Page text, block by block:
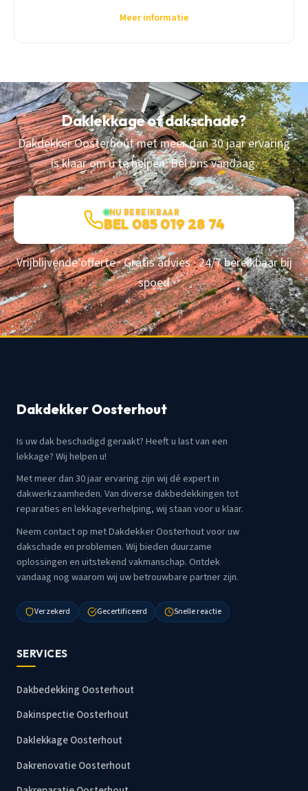
Meer informatie
Daklekkage of dakschade?
Dakdekker Oosterhout met meer dan 30 jaar ervaring
is klaar om u te helpen. Bel ons vandaag.
NU BEREIKBAAR
BEL 085 019 28 74
Vrijblijvende offerte · Gratis advies · 24/7 bereikbaar bij
spoed
Dakdekker Oosterhout
Is uw dak beschadigd geraakt? Heeft u last van een
lekkage? Wij helpen u!
Met meer dan 30 jaar ervaring zijn wij dé expert in
dakwerkzaamheden. Van diverse dakbedekkingen tot
reparaties en lekkageverhelping, wij staan voor u klaar.
Neem contact op met Dakdekker Oosterhout voor uw
dakschade en problemen. Wij bieden duurzame
oplossingen en uitstekend vakmanschap. Ontdek
vandaag nog waarom wij uw betrouwbare partner zijn.
Verzekerd Gecertificeerd Snelle reactie
SERVICES
Dakbedekking Oosterhout
Dakinspectie Oosterhout
Daklekkage Oosterhout
Dakrenovatie Oosterhout